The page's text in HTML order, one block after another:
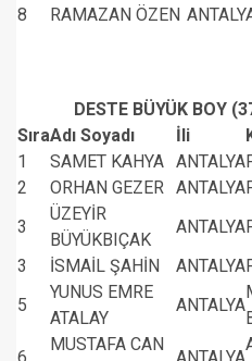
8
RAMAZAN ÖZEN
DESTE BÜYÜK BOY
SıraAdı Soyadı İli
1
SAMET KAHYA ANTALYA
2
ORHAN GEZER ANTALYA
3
ÜZEYİR
BÜYÜKBIÇAK
ANTALYA
3
İSMAİL ŞAHİN ANTALYA
5
YUNUS EMRE
ATALAY
ANTALYA
6
MUSTAFA CAN
ANTALYA